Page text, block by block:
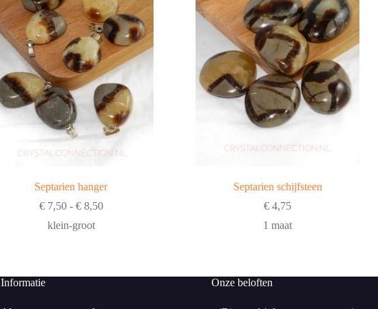
Septarien hanger
€7,50 - €8,50Prijsklasse:
klein-groot
Septarien schijfsteen
€ 4,75
1 maat
Informatie Onze beloften